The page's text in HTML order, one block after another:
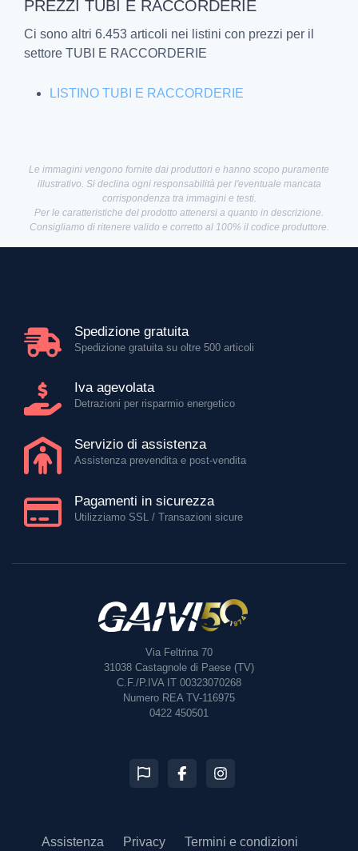
PREZZI TUBI E RACCORDERIE
Ci sono altri 6.453 articoli nei listini con prezzi per il
settore TUBI E RACCORDERIE
LISTINO TUBI E RACCORDERIE
Le immagini vengono fornite dai produttori e hanno scopo puramente
illustrativo. Si declina ogni responsabilità per l'eventuale mancata
corrispondenza tra immagini e testi.
Per le caratteristiche del prodotto attenersi a quanto in descrizione.
Consigliamo di ritenere valido e corretto al 100% il codice produttore.
Spedizione gratuita
Spedizione gratuita su oltre 500 articoli
Iva agevolata
Detrazioni per risparmio energetico
Servizio di assistenza
Assistenza prevendita e post-vendita
Pagamenti in sicurezza
Utilizziamo SSL / Transazioni sicure
Via Feltrina 70
31038 Castagnole di Paese (TV)
C.F./P.IVA IT 00323070268
Numero REA TV-116975
0422 450501
Assistenza Privacy Termini e condizioni